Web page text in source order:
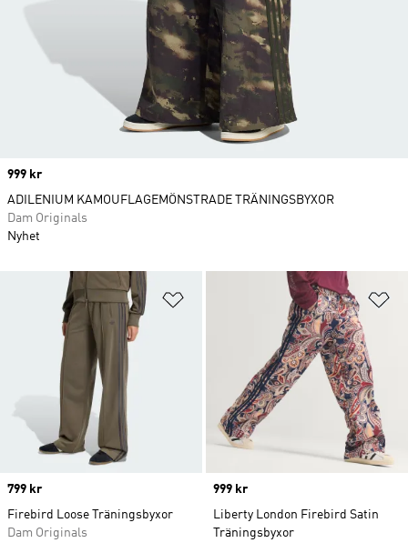
Lägg till på önskelistan
Price
799 kr
Firebird Loose Träningsbyxor
Dam Originals
Price
999 kr
Liberty London Firebird Satin
Träningsbyxor
Price
999 kr
ADILENIUM KAMOUFLAGEMÖNSTRADE TRÄNINGSBYXOR
Dam Originals
Nyhet